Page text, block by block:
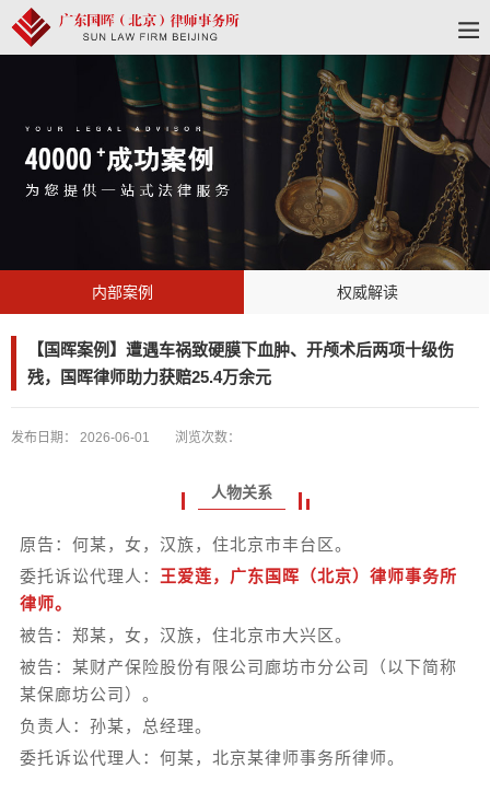
内部案例 权威解读
【国晖案例】遭遇车祸致硬膜下血肿、开颅术后两项十级伤
残，国晖律师助力获赔25.4万余元
发布日期： 2026-06-01 浏览次数：
人物关系
原告：何某，女，汉族，住北京市丰台区。
委托诉讼代理人： 王爱莲，广东国晖（北京）律师事务所
律师。
被告：郑某，女，汉族，住北京市大兴区。
被告：某财产保险股份有限公司廊坊市分公司（以下简称
某保廊坊公司）。
负责人：孙某，总经理。
委托诉讼代理人：何某，北京某律师事务所律师。